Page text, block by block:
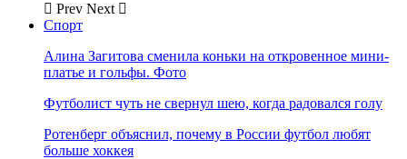
Prev Next
Спорт
Алина Загитова сменила коньки на откровенное мини-
платье и гольфы. Фото
Футболист чуть не свернул шею, когда радовался голу
Ротенберг объяснил, почему в России футбол любят
больше хоккея